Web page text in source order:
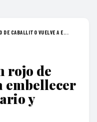
DE CABALLITO VUELVE A E...
rojo de
embellecer
y